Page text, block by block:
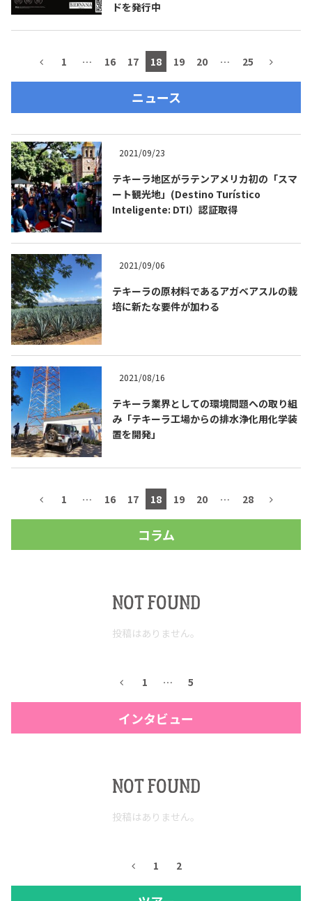
ドを発行中
1 … 16 17 18 19 20 … 25
ニュース
2021/09/23
テキーラ地区がラテンアメリカ初の「スマ
ート観光地」(Destino Turístico
Inteligente: DTI）認証取得
2021/09/06
テキーラの原材料であるアガベアスルの栽
培に新たな要件が加わる
2021/08/16
テキーラ業界としての環境問題への取り組
み「テキーラ工場からの排水浄化用化学装
置を開発」
1 … 16 17 18 19 20 … 28
コラム
NOT FOUND
投稿はありません。
1 … 5
インタビュー
NOT FOUND
投稿はありません。
1 2